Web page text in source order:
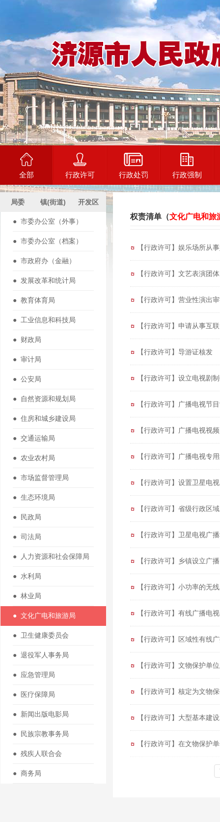
全部 行政许可 行政处罚 行政强制
局委 镇(街道) 开发区
● 市委办公室（外事）
● 市委办公室（档案）
● 市政府办（金融）
● 发展改革和统计局
● 教育体育局
● 工业信息和科技局
● 财政局
● 审计局
● 公安局
● 自然资源和规划局
● 住房和城乡建设局
● 交通运输局
● 农业农村局
● 市场监督管理局
● 生态环境局
● 民政局
● 司法局
● 人力资源和社会保障局
● 水利局
● 林业局
● 文化广电和旅游局
● 卫生健康委员会
● 退役军人事务局
● 应急管理局
● 医疗保障局
● 新闻出版电影局
● 民族宗教事务局
● 残疾人联合会
● 商务局
权责清单（文化广电和旅
【行政许可】娱乐场所从
【行政许可】文艺表演团
【行政许可】营业性演出
【行政许可】申请从事互
【行政许可】导游证核发
【行政许可】设立电视剧
【行政许可】广播电视节
【行政许可】广播电视视
【行政许可】广播电视专
【行政许可】设置卫星电
【行政许可】省级行政区
【行政许可】卫星电视广
【行政许可】乡镇设立广
【行政许可】小功率的无
【行政许可】有线广播电
【行政许可】区域性有线
【行政许可】文物保护单
【行政许可】核定为文物
【行政许可】大型基本建
【行政许可】在文物保护